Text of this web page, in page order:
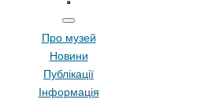
Про музей
Новини
Публікації
Інформація